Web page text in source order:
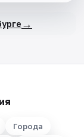
→
Города